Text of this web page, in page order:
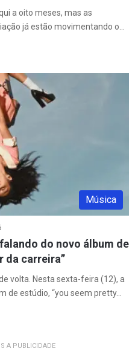
a oito meses, mas as
já estão movimentando o…
Música
do novo álbum de
da carreira”
volta. Nesta sexta-feira (12), a
de estúdio, “you seem pretty…
A PUBLICIDADE